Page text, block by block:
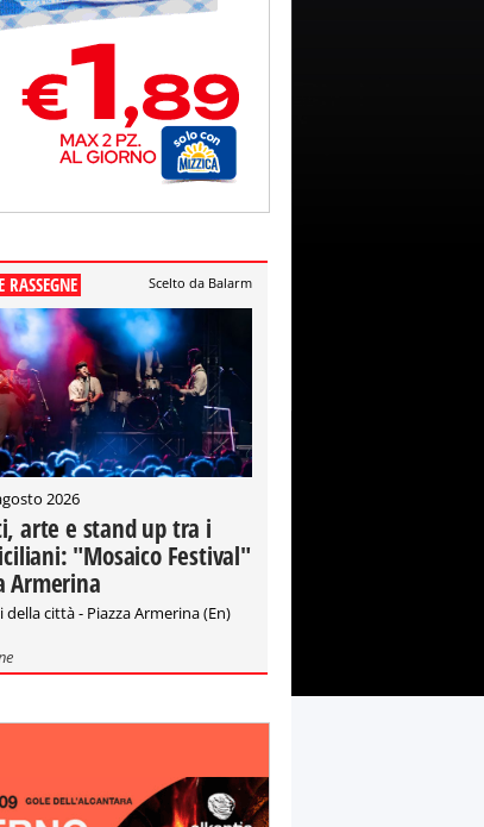
RASSEGNE Scelto da Balarm
2026
arte e stand up tra i
"Mosaico Festival"
Armerina
della città - Piazza Armerina (En)